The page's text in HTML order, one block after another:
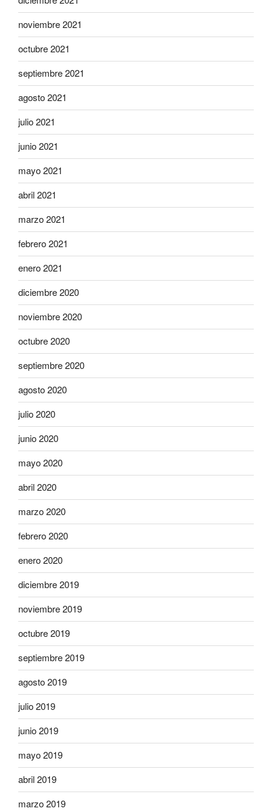
noviembre 2021
octubre 2021
septiembre 2021
agosto 2021
julio 2021
junio 2021
mayo 2021
abril 2021
marzo 2021
febrero 2021
enero 2021
diciembre 2020
noviembre 2020
octubre 2020
septiembre 2020
agosto 2020
julio 2020
junio 2020
mayo 2020
abril 2020
marzo 2020
febrero 2020
enero 2020
diciembre 2019
noviembre 2019
octubre 2019
septiembre 2019
agosto 2019
julio 2019
junio 2019
mayo 2019
abril 2019
marzo 2019